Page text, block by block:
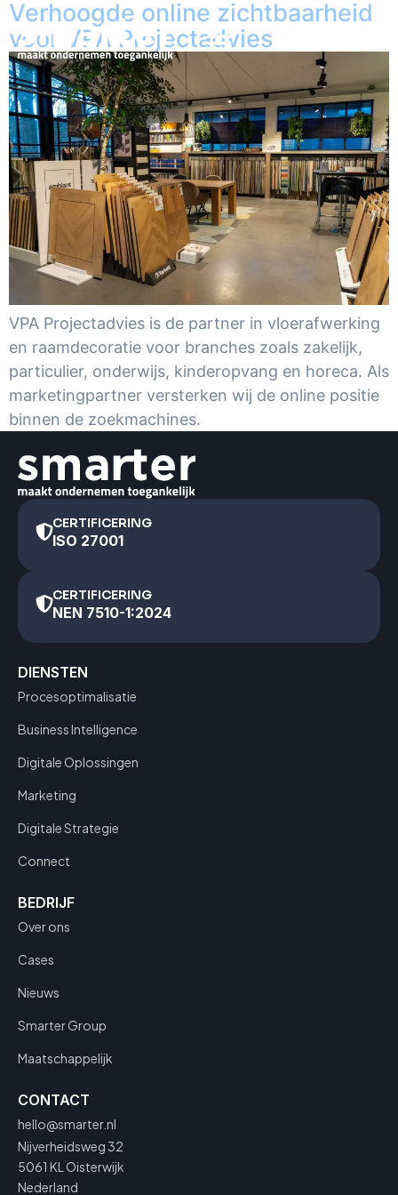
Verhoogde online zichtbaarheid
voor VPA Projectadvies
VPA Projectadvies is de partner in vloerafwerking
en raamdecoratie voor branches zoals zakelijk,
particulier, onderwijs, kinderopvang en horeca. Als
marketingpartner versterken wij de online positie
binnen de zoekmachines.
CERTIFICERING
ISO 27001
CERTIFICERING
NEN 7510-1:2024
DIENSTEN
Procesoptimalisatie
Business Intelligence
Digitale Oplossingen
Marketing
Digitale Strategie
Connect
BEDRIJF
Over ons
Cases
Nieuws
Smarter Group
Maatschappelijk
CONTACT
hello@smarter.nl
Nijverheidsweg 32
5061 KL Oisterwijk
Nederland